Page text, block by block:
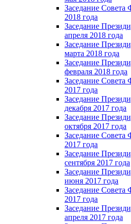
Заседание
2018 года
Заседание
апреля 2018 года
Заседание
марта 2018 года
Заседание
февраля 2018 года
Заседание
2017 года
Заседание
декабря 2017 года
Заседание
октября 2017 года
Заседание
2017 года
Заседание
сентября 2017 года
Заседание
июня 2017 года
Заседание
2017 года
Заседание
апреля 2017 года